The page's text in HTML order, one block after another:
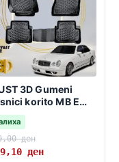
3D Gumeni
korito MB E
W210 1996-2002
ден
ден